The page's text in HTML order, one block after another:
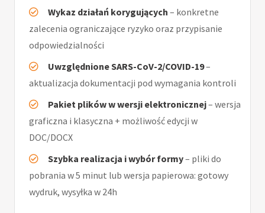
Wykaz działań korygujących – konkretne
zalecenia ograniczające ryzyko oraz przypisanie
odpowiedzialności
Uwzględnione SARS-CoV-2/COVID-19–
aktualizacja dokumentacji pod wymagania kontroli
Pakiet plików w wersji elektronicznej– wersja
graficzna i klasyczna + możliwość edycji w
DOC/DOCX
Szybka realizacja i wybór formy– pliki do
pobrania w 5 minut lub wersja papierowa: gotowy
wydruk, wysyłka w 24h